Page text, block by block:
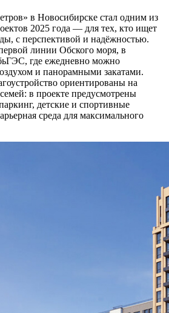
в Новосибирске стал одним из
2025 года — для тех, кто ищет
с перспективой и надёжностью.
линии Обского моря, в
где ежедневно можно
и панорамными закатами.
ориентированы на
в проекте предусмотрены
детские и спортивные
среда для максимального